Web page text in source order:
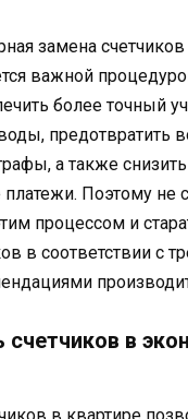
замена
важной
более точный
предотвратить
а также
Поэтому не
процессом и
в соответствии с
счетчиков в